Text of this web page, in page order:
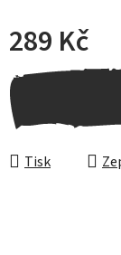
289 Kč
Měrná cena:
Tisk